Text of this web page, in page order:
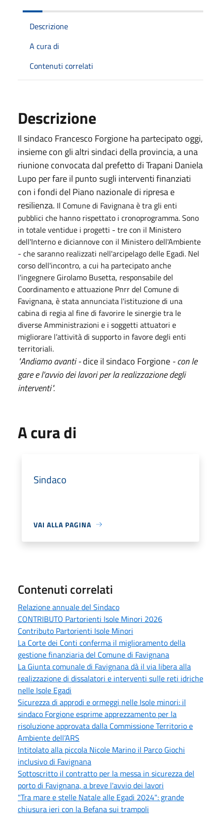
Descrizione
A cura di
Contenuti correlati
Descrizione
Il sindaco Francesco Forgione ha partecipato oggi,
insieme con gli altri sindaci della provincia, a una
riunione convocata dal prefetto di Trapani Daniela
Lupo per fare il punto sugli interventi finanziati
con i fondi del Piano nazionale di ripresa e
resilienza. Il Comune di Favignana è tra gli enti
pubblici che hanno rispettato i cronoprogramma. Sono
in totale ventidue i progetti - tre con il Ministero
dell'Interno e diciannove con il Ministero dell'Ambiente
- che saranno realizzati nell'arcipelago delle Egadi. Nel
corso dell'incontro, a cui ha partecipato anche
l'ingegnere Girolamo Busetta, responsabile del
Coordinamento e attuazione Pnrr del Comune di
Favignana, è stata annunciata l'istituzione di una
cabina di regia al fine di favorire le sinergie tra le
diverse Amministrazioni e i soggetti attuatori e
migliorare l’attività di supporto in favore degli enti
territoriali.
"Andiamo avanti -dice il sindaco Forgione- con le
gare e l'avvio dei lavori per la realizzazione degli
interventi".
A cura di
Sindaco
VAI ALLA PAGINA
Contenuti correlati
Relazione annuale del Sindaco
CONTRIBUTO Partorienti Isole Minori 2026
Contributo Partorienti Isole Minori
La Corte dei Conti conferma il miglioramento della
gestione finanziaria del Comune di Favignana
La Giunta comunale di Favignana dà il via libera alla
realizzazione di dissalatori e interventi sulle reti idriche
nelle Isole Egadi
Sicurezza di approdi e ormeggi nelle Isole minori: il
sindaco Forgione esprime apprezzamento per la
risoluzione approvata dalla Commissione Territorio e
Ambiente dell’ARS
Intitolato alla piccola Nicole Marino il Parco Giochi
inclusivo di Favignana
Sottoscritto il contratto per la messa in sicurezza del
porto di Favignana, a breve l'avvio dei lavori
"Tra mare e stelle Natale alle Egadi 2024": grande
chiusura ieri con la Befana sui trampoli